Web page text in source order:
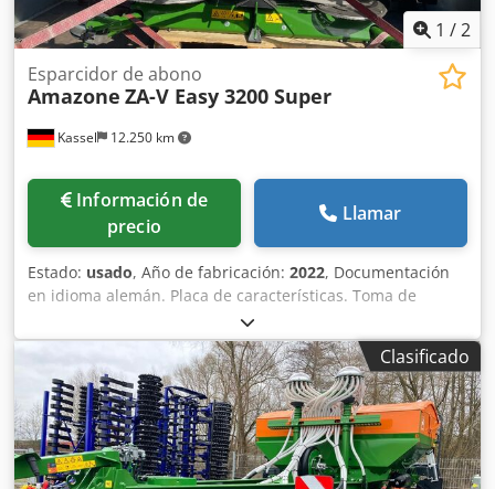
1 /2
Kassel 12.250 km
Esparcidor de abono
Amazone ZA-V Easy 3200 Super
Información de
precio
Llamar
Estado: usado, Año de fabricación: 2022, Documentación
en idioma alemán. Placa de características. Toma de
fuerza articulada de 910 mm con embrague de fricción.
Superestructura de depósito L 3200 plegada, montada de
fábrica. Guardabarros L y escaleras. Iluminación LED
trasera para circulación vial. Lona enrollable de cobertura
con accionamiento manual. Crodporxr R Sofx Aqvjf
Clasificado